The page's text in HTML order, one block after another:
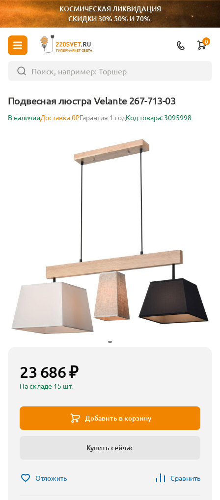
КОСМИЧЕСКАЯ ЛИКВИДАЦИЯ
СКИДКИ 30% 50% И 70%.
ГИПЕРМАРКЕТ СВЕТА
0
Подвесная люстра Velante 267-713-03
В наличииДоставка 0₽Гарантия 1 годКод товара: 3095998
23 686 ₽
На складе 15 шт.
Добавить в корзину
Купить сейчас
Отложить Сравнить